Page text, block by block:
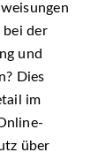
bei der
und
Dies
im
über